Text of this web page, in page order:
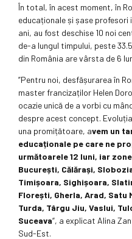
În total, în acest moment, în
educaționale și șase profesori
ani, au fost deschise 10 noi
de-a lungul timpului, peste
din România are vârsta de 6
”Pentru noi, desfășurarea în
master francizaților Helen
ocazie unică de a vorbi cu
despre acest concept.
una promițătoare, avem un
educaționale pe care ne
următoarele 12 luni, iar
București, Călărași,
Timișoara, Sighișoara,
Florești, Gherla, Arad, Satu
Turda, Târgu Jiu, Vaslui,
Suceava“, a explicat Alina
Sud-Est.